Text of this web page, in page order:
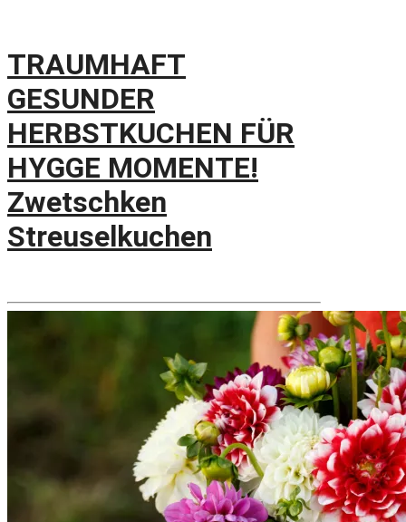
TRAUMHAFT
GESUNDER
HERBSTKUCHEN FÜR
HYGGE MOMENTE!
Zwetschken
Streuselkuchen